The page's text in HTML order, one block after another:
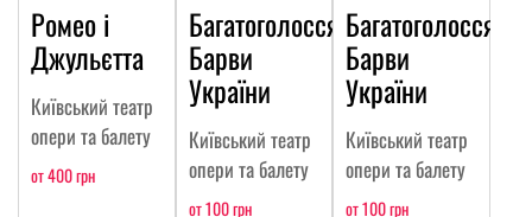
Ромео і
Джульєтта
Київський театр
опери та балету
от 400 грн
Багатоголосся.
Барви
України
Київський театр
опери та балету
от 100 грн
Багатоголосся.
Барви
України
Київський театр
опери та балету
от 100 грн